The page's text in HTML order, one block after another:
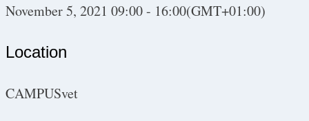
November 5, 2021 09:00- 16:00(GMT+01:00)
Location
CAMPUSvet